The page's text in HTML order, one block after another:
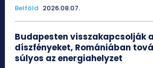
Belföld 2026.08.07.
Budapesten visszakapcsolják a
díszfényeket, Romániában
súlyos az energiahelyzet